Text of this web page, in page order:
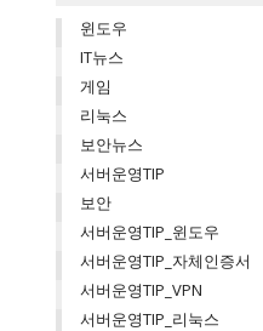
윈도우
IT뉴스
게임
리눅스
보안뉴스
서버운영TIP
보안
서버운영TIP_윈도우
서버운영TIP_자체인증서
서버운영TIP_VPN
서버운영TIP_리눅스